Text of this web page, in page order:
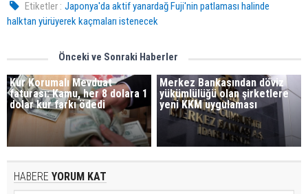
Etiketler : Japonya'da aktif yanardağ Fuji'nin patlaması halinde
halktan yürüyerek kaçmaları istenecek
Önceki ve Sonraki Haberler
Kur Korumalı Mevduat
faturası: Kamu, her 8 dolara 1
dolar kur farkı ödedi
Merkez Bankasından döviz
yükümlülüğü olan şirketlere
yeni KKM uygulaması
HABERE YORUM KAT